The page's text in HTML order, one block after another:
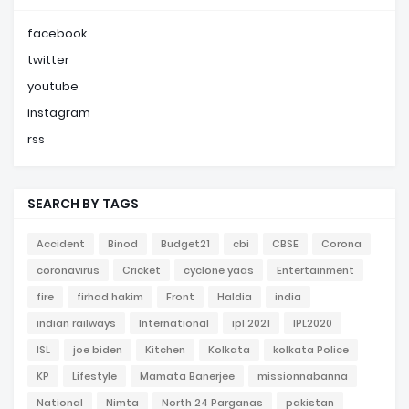
facebook
twitter
youtube
instagram
rss
SEARCH BY TAGS
Accident Binod Budget21 cbi CBSE
Corona
coronavirus
Cricket cyclone yaas
Entertainment
fire
firhad hakim Front Haldia
india
indian railways
International ipl 2021
IPL2020
ISL
joe biden Kitchen Kolkata
kolkata Police
KP
Lifestyle Mamata Banerjee
missionnabanna
National
Nimta North 24 Parganas pakistan